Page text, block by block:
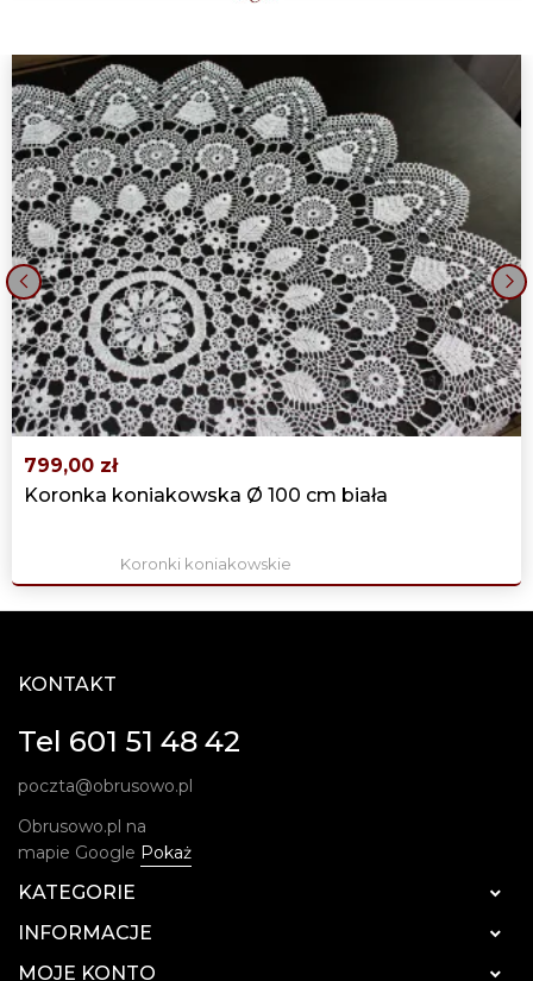
799,00 zł
Koronka koniakowska Ø 100 cm biała
Koronki koniakowskie
‹ ›
KONTAKT
Tel 601 51 48 42
poczta@obrusowo.pl
Obrusowo.pl na
mapie Google Pokaż
KATEGORIE 
INFORMACJE 
MOJE KONTO 